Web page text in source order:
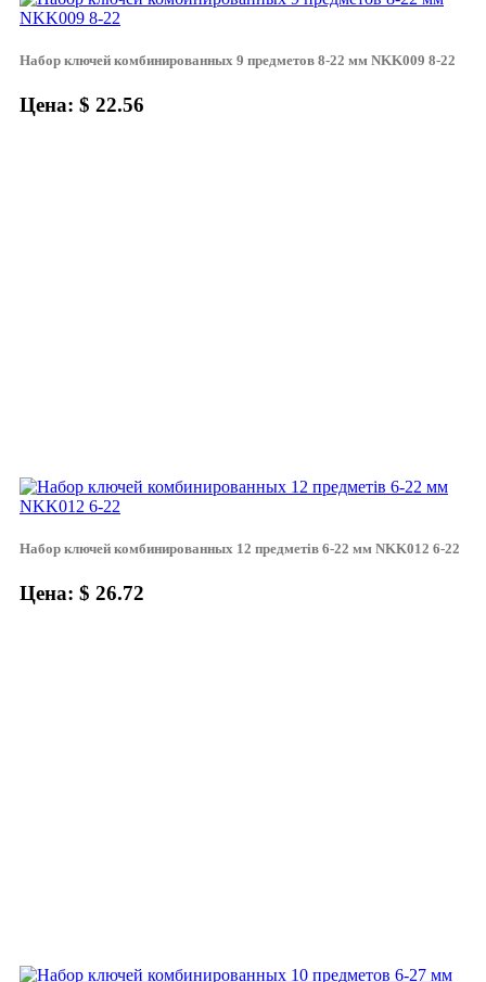
Набор ключей комбинированных 9 предметов 8-22 мм NKK009 8-22
Цена: $ 22.56
Набор ключей комбинированных 12 предметів 6-22 мм NKK012 6-22
Цена: $ 26.72